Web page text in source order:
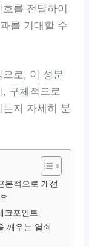
를 전달하여
를 기대할 수
로, 이 성분
구체적으로
지 자세히 분
본적으로 개선
크포인트
깨우는 열쇠